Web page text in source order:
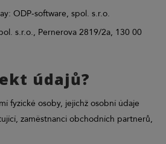
ODP-software, spol. s.r.o.
s.r.o., Pernerova 2819/2a, 130 00
údajů?
fyzické osoby, jejichž osobní údaje
zaměstnanci obchodních partnerů,